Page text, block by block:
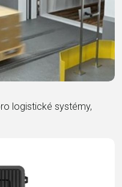
logistické systémy,